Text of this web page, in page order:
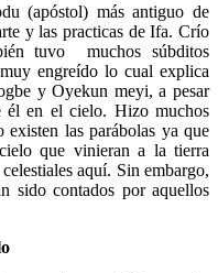
(apóstol) más antiguo de
y las practicas de Ifa. Crío
tuvo muchos súbditos
engreído lo cual explica
y Oyekun meyi, a pesar
él en el cielo. Hizo muchos
las parábolas ya que
que vinieran a la tierra
aquí. Sin embargo,
sido contados por aquellos